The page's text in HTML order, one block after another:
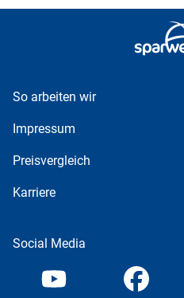
So arbeiten wir
Impressum
Preisvergleich
Karriere
Social Media